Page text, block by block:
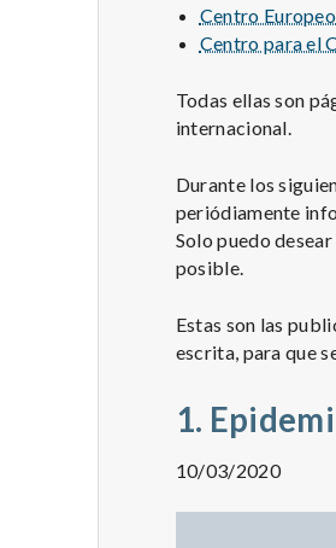
Centro
Centro para el
Todas ellas son
internacional.
Durante los
periódiamente
Solo puedo
posible.
Estas son las
escrita, para que
1.
10/03/2020